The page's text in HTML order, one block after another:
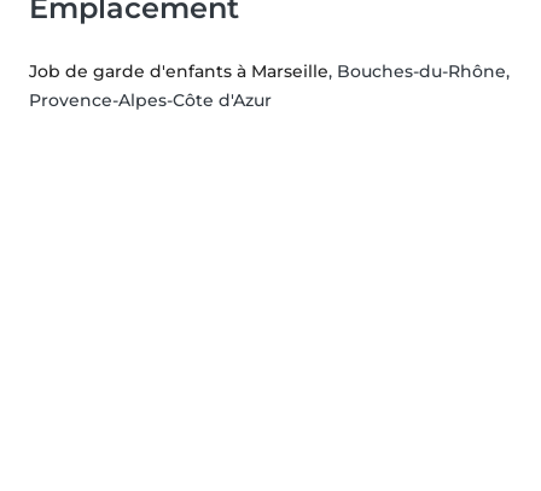
Emplacement
Job de garde d'enfants à Marseille, Bouches-du-Rhône,
Provence-Alpes-Côte d'Azur